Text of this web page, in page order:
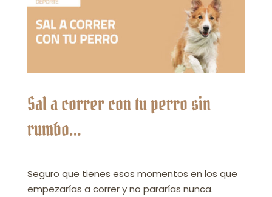
Sal a correr con tu perro sin
rumbo…
Seguro que tienes esos momentos en los que
empezarías a correr y no pararías nunca.